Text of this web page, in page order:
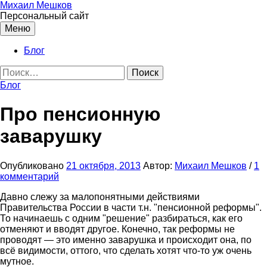
Перейти
к
содержимому
Михаил Мешков
Персональный сайт
Меню
Блог
Найти:
Блог
Про пенсионную
заварушку
Опубликовано 21 октября, 2013 Автор: Михаил Мешков / 1
комментарий
Давно слежу за малопонятными действиями
Правительства России в части т.н. "пенсионной реформы".
То начинаешь с одним "решение" разбираться, как его
отменяют и вводят другое. Конечно, так реформы не
проводят — это именно заварушка и происходит она, по
всё видимости, оттого, что сделать хотят что-то уж очень
мутное.